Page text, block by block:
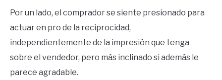
Por un lado, el comprador se siente presionado para
actuar en pro de la reciprocidad,
independientemente de la impresión que tenga
sobre el vendedor, pero más inclinado si además le
parece agradable.